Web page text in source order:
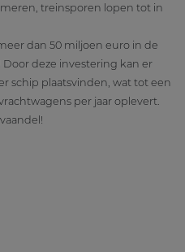
treinsporen lopen tot in
dan 50 miljoen euro in de
deze investering kan er
schip plaatsvinden, wat tot een
per jaar oplevert.